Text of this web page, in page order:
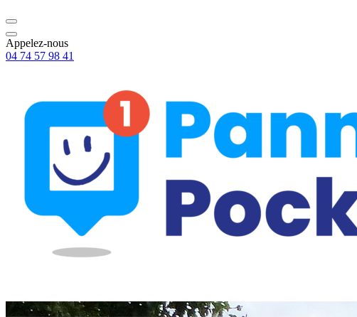
Appelez-nous
04 74 57 98 41